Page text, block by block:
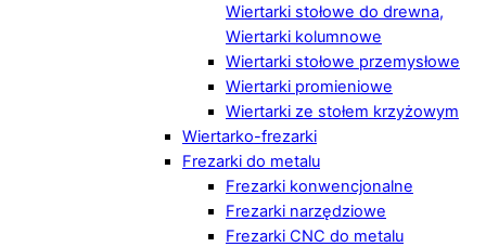
Wiertarki stołowe do drewna,
Wiertarki kolumnowe
Wiertarki stołowe przemysłowe
Wiertarki promieniowe
Wiertarki ze stołem krzyżowym
Wiertarko-frezarki
Frezarki do metalu
Frezarki konwencjonalne
Frezarki narzędziowe
Frezarki CNC do metalu